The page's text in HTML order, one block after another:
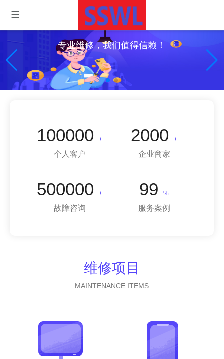
专业维修，我们值得信赖！
100000 +
个人客户
2000 +
企业商家
500000 +
故障咨询
99 %
服务案例
维修项目
MAINTENANCE ITEMS